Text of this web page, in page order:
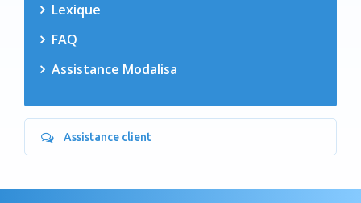
Lexique
FAQ
Assistance Modalisa
Assistance client